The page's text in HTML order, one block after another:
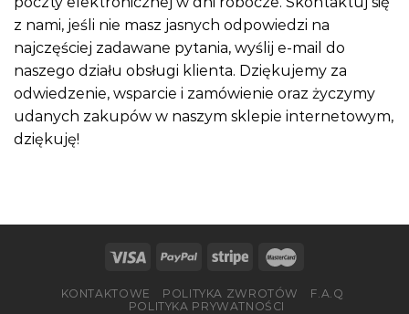
z nami, jeśli nie masz jasnych odpowiedzi na
najczęściej zadawane pytania, wyślij e-mail do
naszego działu obsługi klienta. Dziękujemy za
odwiedzenie, wsparcie i zamówienie oraz życzymy
udanych zakupów w naszym sklepie internetowym,
dziękuję!
KONTAKTOWE POLITYKA ZWROTÓW
F.A.Q
POLITYKA PRYWATNOŚCI